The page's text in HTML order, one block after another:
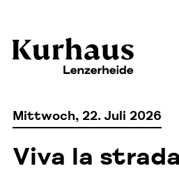
Mittwoch, 22. Juli 2026
Viva la strada